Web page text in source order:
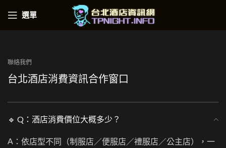
選單
聯絡我們
台北酒店消費資訊合作窗口
🔹 Q：酒店消費價位大概多少？
A：依店型不同（制服店／便服店／禮服店／公主店），一